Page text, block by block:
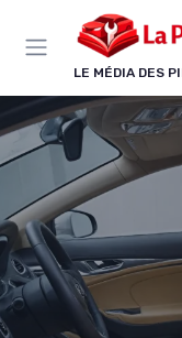
LE MÉDIA DES
Panneau de gestion